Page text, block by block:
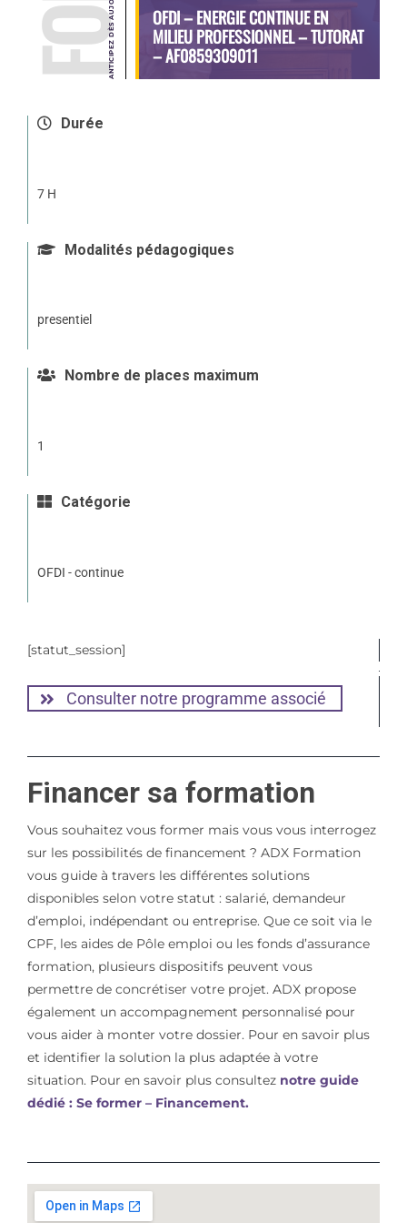
OFDI – ENERGIE CONTINUE EN
MILIEU PROFESSIONNEL – TUTORAT
– AF0859309011
Durée
7 H
Modalités pédagogiques
presentiel
Nombre de places maximum
1
Catégorie
OFDI - continue
[statut_session]
Consulter notre programme associé
Financer sa formation
Vous souhaitez vous former mais vous vous interrogez
sur les possibilités de financement ? ADX Formation
vous guide à travers les différentes solutions
disponibles selon votre statut : salarié, demandeur
d’emploi, indépendant ou entreprise. Que ce soit via le
CPF, les aides de Pôle emploi ou les fonds d’assurance
formation, plusieurs dispositifs peuvent vous
permettre de concrétiser votre projet. ADX propose
également un accompagnement personnalisé pour
vous aider à monter votre dossier. Pour en savoir plus
et identifier la solution la plus adaptée à votre
situation. Pour en savoir plus consulteznotre guide
dédié : Se former – Financement.